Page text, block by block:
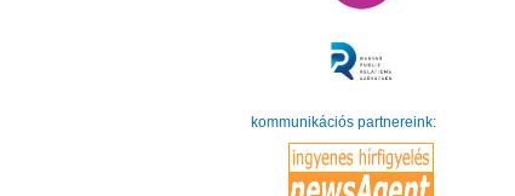
kommunikációs partnereink: